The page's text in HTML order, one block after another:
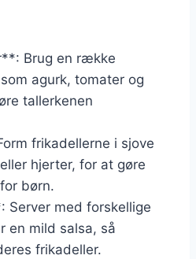
Brug en række
agurk, tomater og
tallerkenen
frikadellerne i sjove
hjerter, for at gøre
børn.
Server med forskellige
en mild salsa, så
frikadeller.